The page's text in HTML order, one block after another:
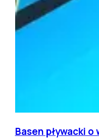
Basen pływacki